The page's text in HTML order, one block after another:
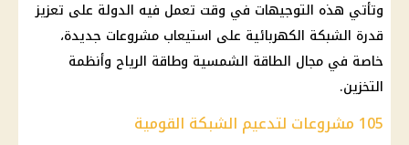
وتأتي هذه التوجيهات في وقت تعمل فيه الدولة على تعزيز
قدرة الشبكة الكهربائية على استيعاب مشروعات جديدة،
خاصة في مجال الطاقة الشمسية وطاقة الرياح وأنظمة
التخزين.
105 مشروعات لتدعيم الشبكة القومية